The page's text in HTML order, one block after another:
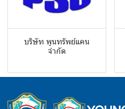
บริษัท พูนทรัพย์แคน
จำกัด